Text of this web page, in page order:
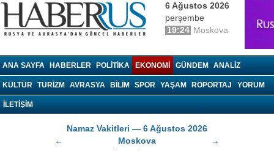
6 Ağustos 2026
perşembe
19:24 Moskova
ANA SAYFA HABERLER POLITIKA EKONOMI GÜNDEM ANALIZ
KÜLTÜR TURIZM AVRASYA BILIM SPOR YAŞAM RÖPORTAJ YORUM
İLETİŞİM
Namaz Vakitleri — 6 Ağustos 2026
←
Moskova
→